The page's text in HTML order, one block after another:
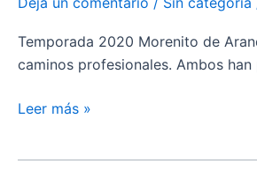
Temporada 2020 Morenito de
caminos profesionales. Ambos
rompe
con
su
Leer más »